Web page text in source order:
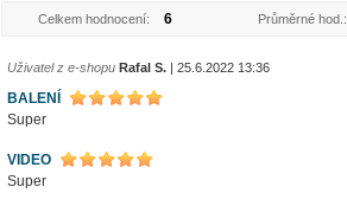
Celkem hodnocení: 6 Průměrné hod.:
Uživatel z e-shopu Rafal S. | 25.6.2022 13:36
BALENÍ
Super
VIDEO
Super